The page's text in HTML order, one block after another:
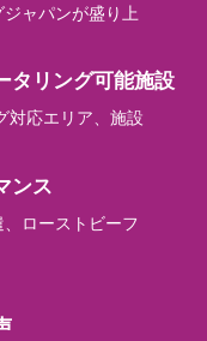
ャパンが盛り上
リング可能施設
対応エリア、施設
ンス
ローストビーフ